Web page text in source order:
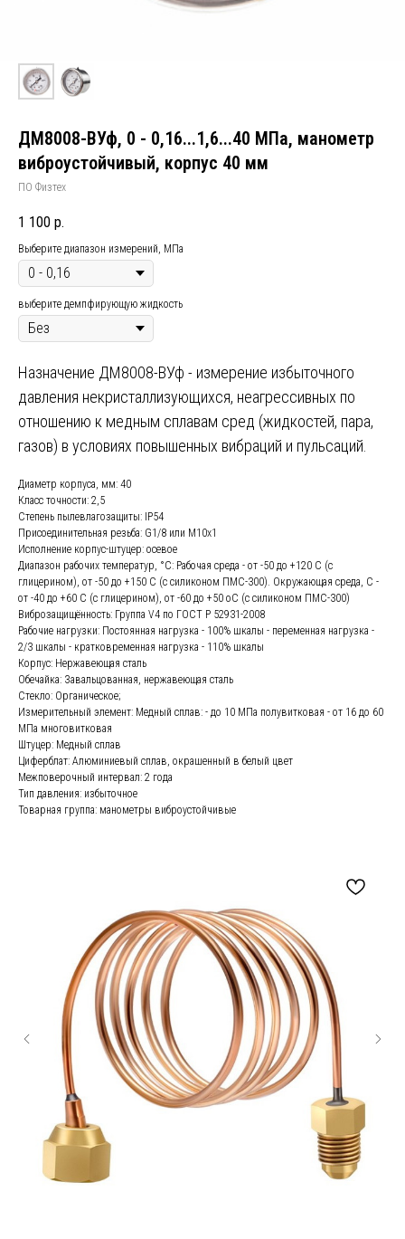
ДМ8008-ВУф, 0 - 0,16...1,6...40 МПа, манометр
виброустойчивый, корпус 40 мм
ПО Физтех
1 100 р.
Выберите диапазон измерений, МПа
выберите демпфирующую жидкость
Назначение ДМ8008-ВУф - измерение избыточного
давления некристаллизующихся, неагрессивных по
отношению к медным сплавам сред (жидкостей, пара,
газов) в условиях повышенных вибраций и пульсаций.
Диаметр корпуса, мм: 40
Класс точности: 2,5
Степень пылевлагозащиты: IP54
Присоединительная резьба: G1/8 или М10х1
Исполнение корпус-штуцер: осевое
Диапазон рабочих температур, °C: Рабочая среда - от -50 до +120 С (с
глицерином), от -50 до +150 С (с силиконом ПМС-300). Окружающая среда, С -
от -40 до +60 С (с глицерином), от -60 до +50 оС (с силиконом ПМС-300)
Виброзащищённость: Группа V4 по ГОСТ Р 52931-2008
Рабочие нагрузки: Постоянная нагрузка - 100% шкалы - переменная нагрузка -
2/3 шкалы - кратковременная нагрузка - 110% шкалы
Корпус: Нержавеющая сталь
Обечайка: Завальцованная, нержавеющая сталь
Стекло: Органическое;
Измерительный элемент: Медный сплав: - до 10 МПа полувитковая - от 16 до 60
МПа многовитковая
Штуцер: Медный сплав
Циферблат: Алюминиевый сплав, окрашенный в белый цвет
Межповерочный интервал: 2 года
Тип давления: избыточное
Товарная группа: манометры виброустойчивые